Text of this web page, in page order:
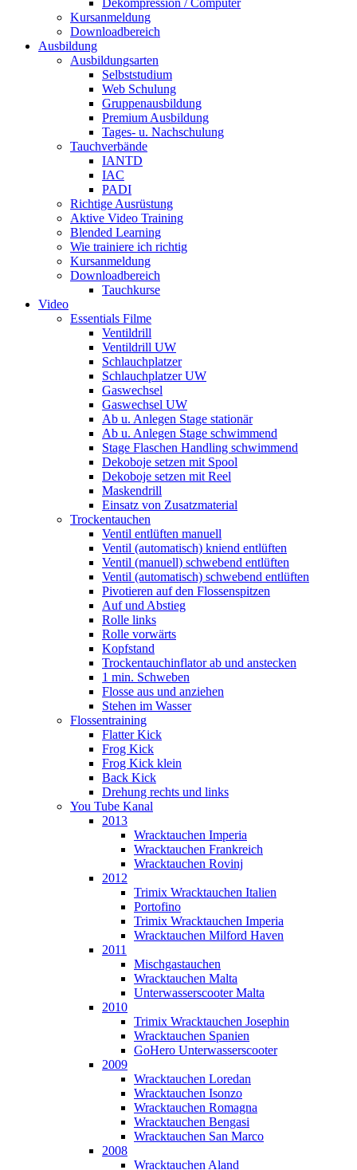
Dekompression / Computer
Kursanmeldung
Downloadbereich
Ausbildung
Ausbildungsarten
Selbststudium
Web Schulung
Gruppenausbildung
Premium Ausbildung
Tages- u. Nachschulung
Tauchverbände
IANTD
IAC
PADI
Richtige Ausrüstung
Aktive Video Training
Blended Learning
Wie trainiere ich richtig
Kursanmeldung
Downloadbereich
Tauchkurse
Video
Essentials Filme
Ventildrill
Ventildrill UW
Schlauchplatzer
Schlauchplatzer UW
Gaswechsel
Gaswechsel UW
Ab u. Anlegen Stage stationär
Ab u. Anlegen Stage schwimmend
Stage Flaschen Handling schwimmend
Dekoboje setzen mit Spool
Dekoboje setzen mit Reel
Maskendrill
Einsatz von Zusatzmaterial
Trockentauchen
Ventil entlüften manuell
Ventil (automatisch) kniend entlüften
Ventil (manuell) schwebend entlüften
Ventil (automatisch) schwebend entlüften
Pivotieren auf den Flossenspitzen
Auf und Abstieg
Rolle links
Rolle vorwärts
Kopfstand
Trockentauchinflator ab und anstecken
1 min. Schweben
Flosse aus und anziehen
Stehen im Wasser
Flossentraining
Flatter Kick
Frog Kick
Frog Kick klein
Back Kick
Drehung rechts und links
You Tube Kanal
2013
Wracktauchen Imperia
Wracktauchen Frankreich
Wracktauchen Rovinj
2012
Trimix Wracktauchen Italien
Portofino
Trimix Wracktauchen Imperia
Wracktauchen Milford Haven
2011
Mischgastauchen
Wracktauchen Malta
Unterwasserscooter Malta
2010
Trimix Wracktauchen Josephin
Wracktauchen Spanien
GoHero Unterwasserscooter
2009
Wracktauchen Loredan
Wracktauchen Isonzo
Wracktauchen Romagna
Wracktauchen Bengasi
Wracktauchen San Marco
2008
Wracktauchen Aland